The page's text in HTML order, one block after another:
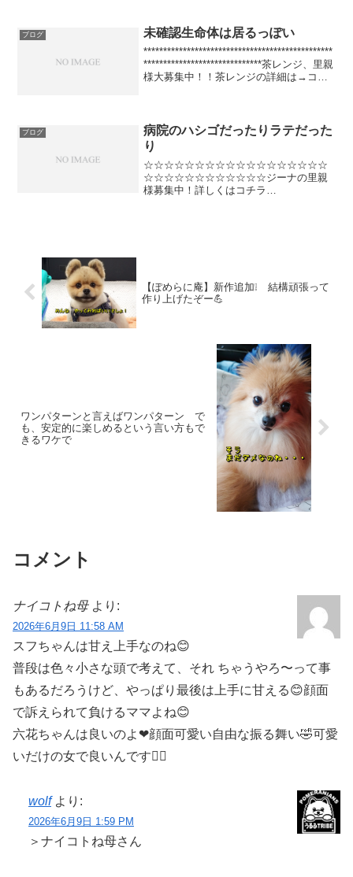
り狩りを仕掛けていくこれが中々激しい
のなんのって💦激しい上に...
ブログ 未確認生命体は居るっぽい
************************************************
******************************茶レンジ、里親
様大募集中！！茶レンジの詳細は→コチ
ブログ
病院のハシゴだったりラテだった
り
☆☆☆☆☆☆☆☆☆☆☆☆☆☆☆☆☆☆
☆☆☆☆☆☆☆☆☆☆☆☆ジーナの里親
様募集中！詳しくはコチラ
【ぽめらに庵】新作追加❕ 結構頑張って
作り上げたぞー💪
ワンパターンと言えばワンパターン で
も、安定的に楽しめるという言い方もで
きるワケで
コメント
ナイコトね母 より:
2026年6月9日 11:58 AM
スフちゃんは甘え上手なのね😊
普段は色々小さな頭で考えて、それ ちゃうやろ〜って事
もあるだろうけど、やっぱり最後は上手に甘える😊顔面
で訴えられて負けるママよね😊
六花ちゃんは良いのよ❤︎顔面可愛い自由な振る舞い‪🤣‬‪可愛
いだけの女で良いんです‪👍🏻
wolf より:
2026年6月9日 1:59 PM
＞ナイコトね母さん